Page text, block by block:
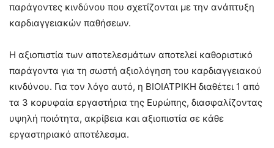
παράγοντες κινδύνου που σχετίζονται με την ανάπτυξη
καρδιαγγειακών παθήσεων.
Η αξιοπιστία των αποτελεσμάτων αποτελεί καθοριστικό
παράγοντα για τη σωστή αξιολόγηση του καρδιαγγειακού
κινδύνου. Για τον λόγο αυτό, η ΒΙΟΙΑΤΡΙΚΗ διαθέτει 1 από
τα 3 κορυφαία εργαστήρια της Ευρώπης, διασφαλίζοντας
υψηλή ποιότητα, ακρίβεια και αξιοπιστία σε κάθε
εργαστηριακό αποτέλεσμα.